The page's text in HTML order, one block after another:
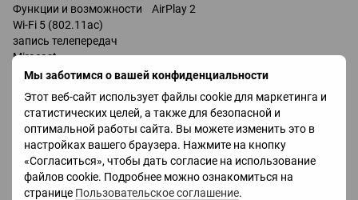
Мы заботимся о вашей конфиденциальности
Этот веб-сайт использует файлы cookie для маркетинга и
статистических целей, а также для безопасной и
оптимальной работы сайта. Вы можете изменить это в
настройках вашего браузера. Нажмите на кнопку
«Согласиться», чтобы дать согласие на использование
файлов cookie. Подробнее можно ознакомиться на
странице Пользовательское соглашение.
Функции и возможности AirPlay 2
Wi-Fi 5 (802.11ac)
запись телепередач
Miracast
Bluetooth v 5.0
управление голосом
мультимедийный (аэропульт)
Разъемы
Входы USB 2 шт
LAN